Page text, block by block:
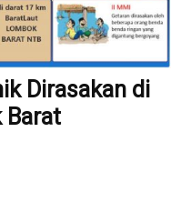
Dirasakan di
Barat